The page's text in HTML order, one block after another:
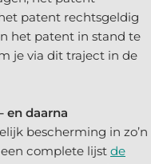
patent rechtsgeldig
het patent in stand te
je via dit traject in de
en daarna
bescherming in zo’n
complete lijst de